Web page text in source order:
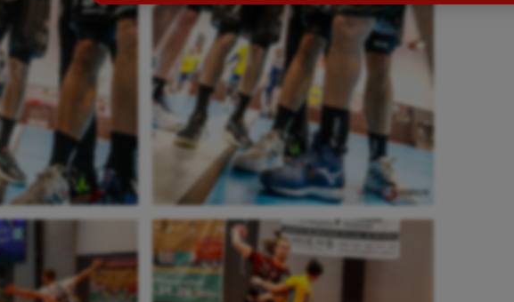
Gymnastique
Gymnastique rythmique
Haltérophilie
Handisport
Hippisme
Jeux Olympiques et Paralympiques
Parkour
Patinage artistique
Pétanque
Plongée
Randonnée / Marche
Roller-derby